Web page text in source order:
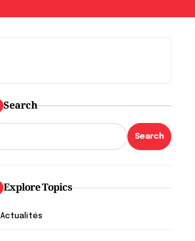
Search
Search
Explore Topics
Actualités